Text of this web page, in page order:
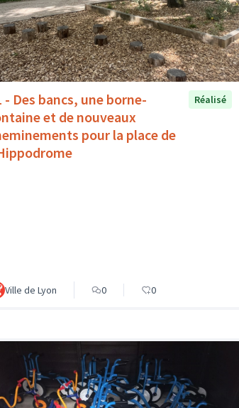
- Des bancs, une borne-
et de nouveaux
pour la place de
Réalisé
Ville de Lyon 0 0